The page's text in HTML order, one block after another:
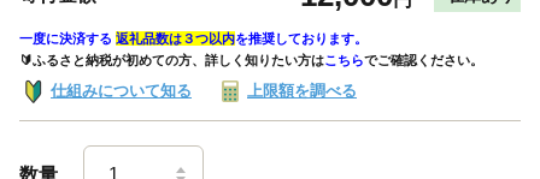
一度に決済する 返礼品数は３つ以内を推奨しております。
🔰ふるさと納税が初めての方、詳しく知りたい方はこちらでご確認ください。
仕組みについて知る 上限額を調べる
数量